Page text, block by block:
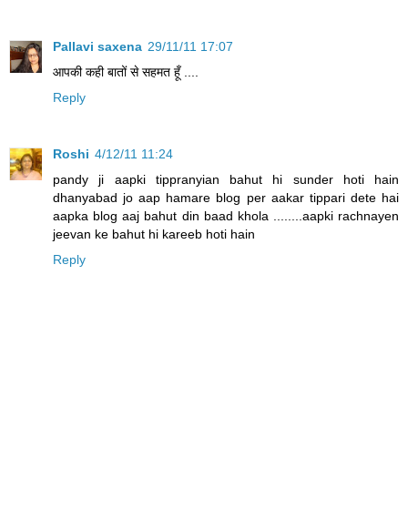
Pallavi saxena 29/11/11 17:07
आपकी कही बातों से सहमत हूँ ....
Reply
Roshi 4/12/11 11:24
pandy ji aapki tippranyian bahut hi sunder hoti hain
dhanyabad jo aap hamare blog per aakar tippari dete hai
aapka blog aaj bahut din baad khola ........aapki rachnayen
jeevan ke bahut hi kareeb hoti hain
Reply